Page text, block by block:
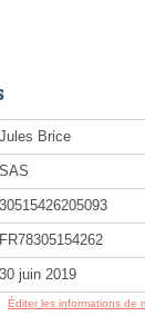
Jules Brice
SAS
30515426205093
FR78305154262
30 juin 2019
Éditer les informations de